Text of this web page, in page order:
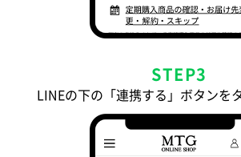
STEP3
LINEの下の「連携する」ボタンを